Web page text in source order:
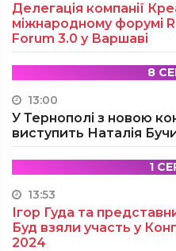
Делегація компанії
міжнародному форумі
Forum 3.0 у Варшаві
8
13:00
У Тернополі з новою
виступить Наталія
1
13:53
Ігор Гуда та
Буд взяли участь у
2024